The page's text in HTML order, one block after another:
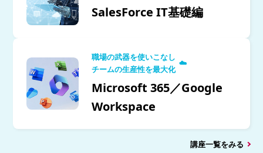
SalesForce IT基礎編
職場の武器を使いこなし
チームの生産性を最大化
☁️
Microsoft 365／Google
Workspace
講座一覧をみる